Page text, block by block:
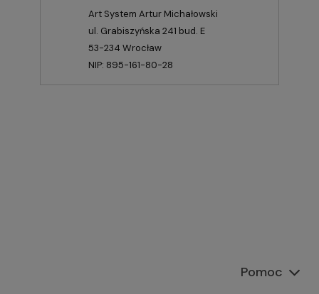
Art System Artur Michałowski
ul. Grabiszyńska 241 bud. E
53-234 Wrocław
NIP: 895-161-80-28
Pomoc